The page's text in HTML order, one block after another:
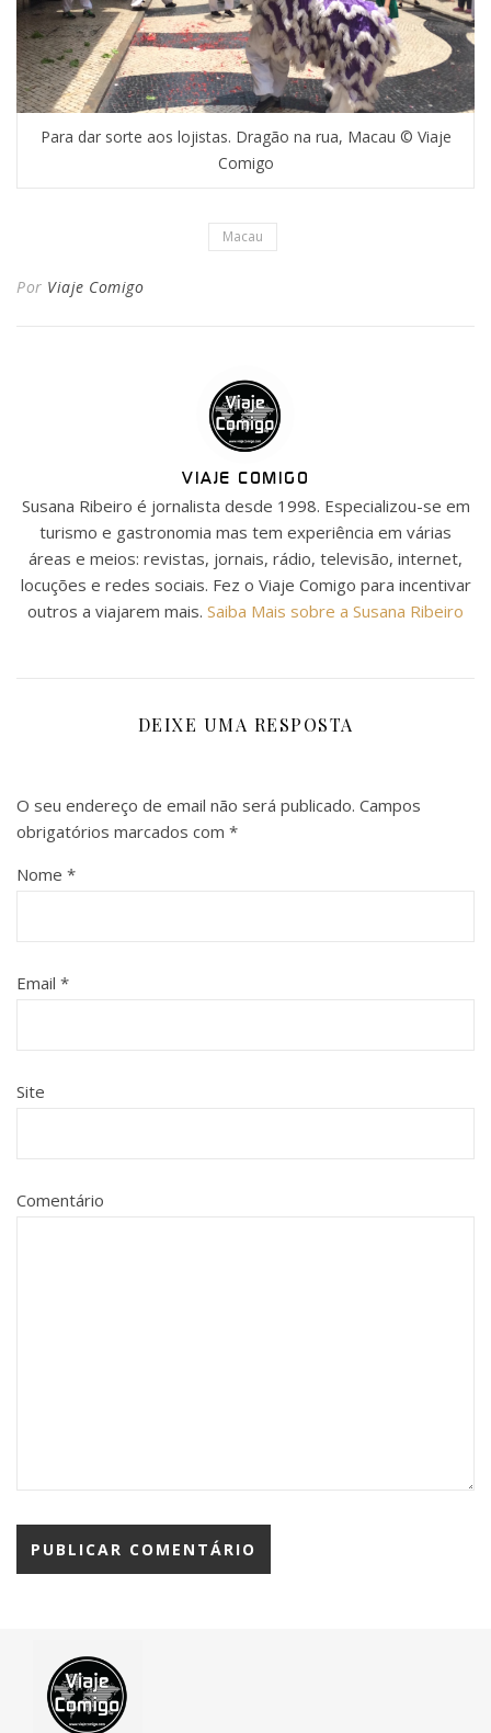
Para dar sorte aos lojistas. Dragão na rua, Macau © Viaje
Comigo
Macau
Por Viaje Comigo
VIAJE COMIGO
Susana Ribeiro é jornalista desde 1998. Especializou-se em
turismo e gastronomia mas tem experiência em várias
áreas e meios: revistas, jornais, rádio, televisão, internet,
locuções e redes sociais. Fez o Viaje Comigo para incentivar
outros a viajarem mais. Saiba Mais sobre a Susana Ribeiro
DEIXE UMA RESPOSTA
O seu endereço de email não será publicado. Campos
obrigatórios marcados com *
Nome *
Email *
Site
Comentário